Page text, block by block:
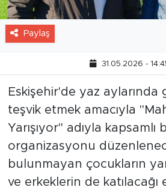
Paylaş
31.05.2026 -
Eskişehir'de yaz aylarında
teşvik etmek amacıyla
Yarışıyor" adıyla kapsamlı
organizasyonu
bulunmayan çocukların
ve erkeklerin de katılacağı